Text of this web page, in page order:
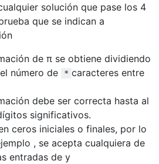
solución que pase los 4
que se indican a
de π se obtiene dividiendo
número de
* caracteres entre
debe ser correcta hasta al
significativos.
ceros iniciales o finales, por lo
, se acepta cualquiera de
entradas de y